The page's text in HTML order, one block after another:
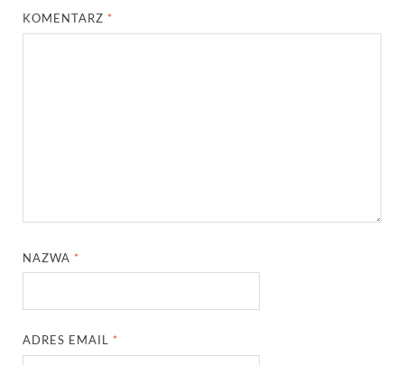
KOMENTARZ *
NAZWA *
ADRES EMAIL *